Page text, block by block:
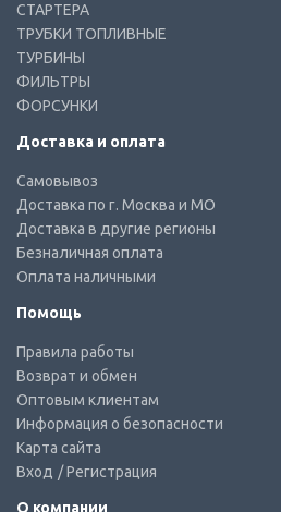
СТАРТЕРА
ТРУБКИ ТОПЛИВНЫЕ
ТУРБИНЫ
ФИЛЬТРЫ
ФОРСУНКИ
Доставка и оплата
Самовывоз
Доставка по г. Москва и МО
Доставка в другие регионы
Безналичная оплата
Оплата наличными
Помощь
Правила работы
Возврат и обмен
Оптовым клиентам
Информация о безопасности
Карта сайта
Вход / Регистрация
О компании